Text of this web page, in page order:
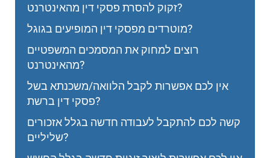
זקוק להסרת פסקי דין מהאינטרנט?
מוטרדים מפסקי דין המופיעים בגוגל?
רוצים למחוק את המסמכים המשפטיים
מהאינטרנט?
אין לכם אפשרות לקבל הלוואה/משכנתא בשל
פסקי דין ברשת?
קשה לכם להתקבל לעבודה חדשה בגלל אזכורים
שליליים?